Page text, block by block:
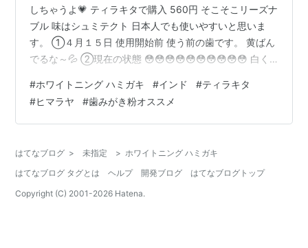
しちゃうよ💗 ティラキタで購入 560円 そこそこリーズナ
ブル 味はシュミテクト 日本人でも使いやすいと思いま
す。 ①４月１５日 使用開始前 使う前の歯です。 黄ばん
でるな～💦 ②現在の状態 😳😳😳😳😳😳😳😳😳😳 白く
なのに。 これはいい いいぞ～👀‼️ リピ決定💗
#ホワイトニング ハミガキ #インド #ティラキタ
#ヒマラヤ #歯みがき粉オススメ
はてなブログ > 未指定 > ホワイトニング ハミガキ
はてなブログ タグとは
ヘルプ 開発ブログ
はてなブログトップ
Copyright (C) 2001-2026 Hatena.